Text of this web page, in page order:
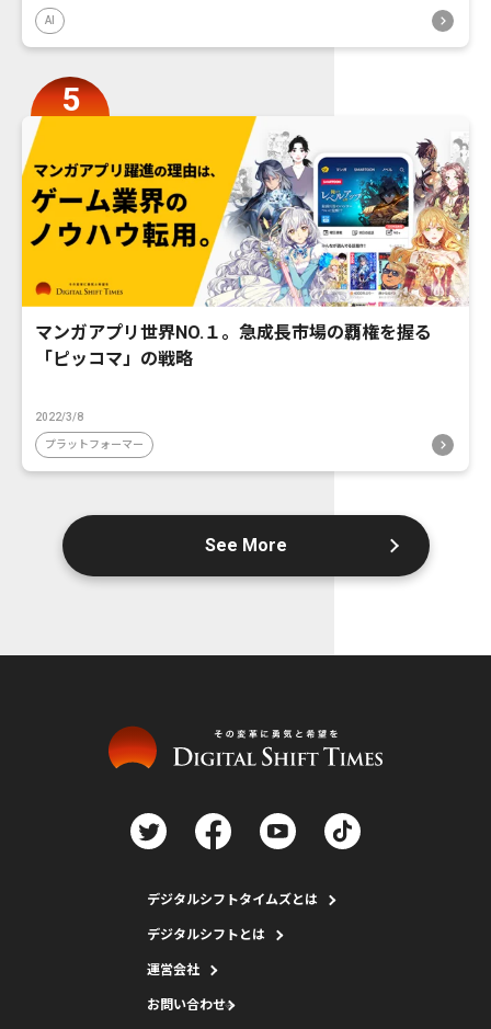
AI
マンガアプリ世界NO.１。急成長市場の覇権を握る
「ピッコマ」の戦略
2022/3/8
プラットフォーマー
See More
デジタルシフトタイムズとは
デジタルシフトとは
運営会社
お問い合わせ